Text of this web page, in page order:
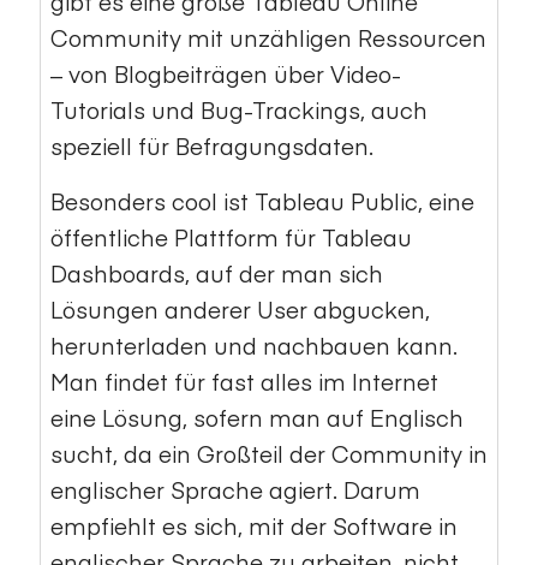
Community mit unzähligen Ressourcen
– von Blogbeiträgen über Video-
Tutorials und Bug-Trackings, auch
speziell für Befragungsdaten.
Besonders cool ist Tableau Public, eine
öffentliche Plattform für Tableau
Dashboards, auf der man sich
Lösungen anderer User abgucken,
herunterladen und nachbauen kann.
Man findet für fast alles im Internet
eine Lösung, sofern man auf Englisch
sucht, da ein Großteil der Community in
englischer Sprache agiert. Darum
empfiehlt es sich, mit der Software in